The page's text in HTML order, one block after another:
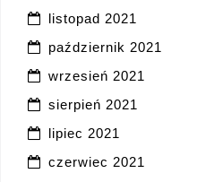
listopad 2021
październik 2021
wrzesień 2021
sierpień 2021
lipiec 2021
czerwiec 2021